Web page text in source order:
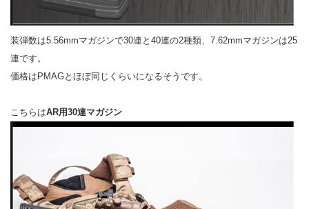
装弾数は5.56mmマガジンで30連と40連の2種類、7.62mmマガジンは25
連です。
価格はPMAGとほぼ同じくらいになるそうです。
こちらはAR用30連マガジン